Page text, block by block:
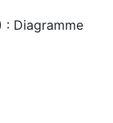
: Diagramme